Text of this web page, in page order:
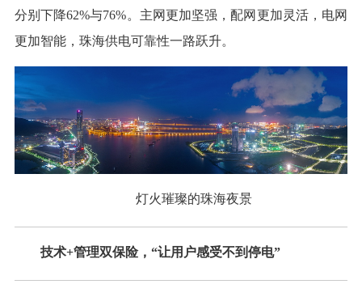
分别下降62%与76%。主网更加坚强，配网更加灵活，电网
更加智能，珠海供电可靠性一路跃升。
灯火璀璨的珠海夜景
技术+管理双保险，“让用户感受不到停电”